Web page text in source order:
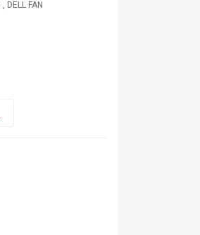
, DELL FAN